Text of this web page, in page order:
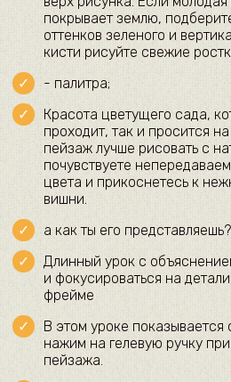
покрывает землю,
оттенков зеленого и
кисти рисуйте свежие
​- палитра;​
​Красота цветущего сада,
проходит, так и просится
пейзаж лучше рисовать с
почувствуете
цвета и прикоснетесь к
вишни.​
​а как ты его
​Длинный урок с
и фокусироваться на
фрейме​
​В этом уроке показывается
нажим на гелевую ручку
пейзажа.​